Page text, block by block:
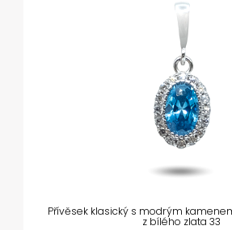
Přívěsek klasický s modrým
z bílého zlata 33